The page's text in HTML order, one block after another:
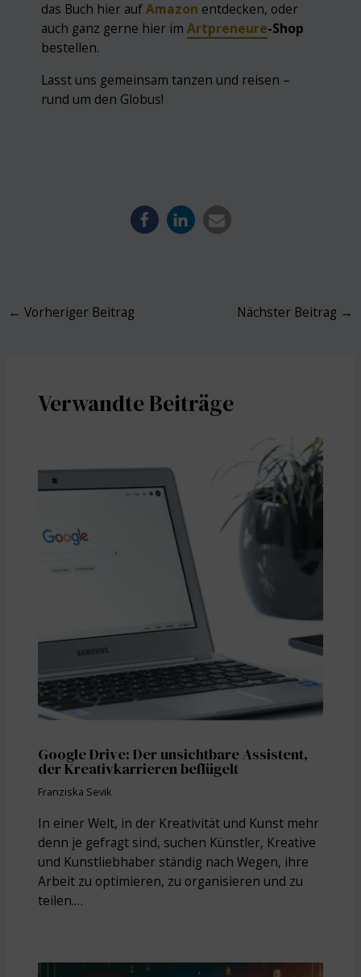
das Buch hier aufAmazon entdecken, oder
auch ganz gerne hier imArtpreneure-Shop
bestellen.
Lasst uns gemeinsam tanzen und reisen –
rund um den Globus!
Post
← Vorheriger Beitrag Nächster Beitrag →
Verwandte Beiträge
Google Drive: Der unsichtbare Assistent,
der Kreativkarrieren beflügelt
Franziska Sevik
In einer Welt, in der Kreativität und Kunst mehr
denn je gefragt sind, suchen Künstler, Kreative
und Kunstliebhaber ständig nach Wegen, ihre
Arbeit zu optimieren, zu organisieren und zu
teilen.…